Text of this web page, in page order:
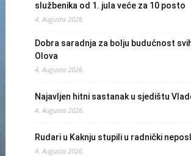
službenika od 1. jula veće za 10 posto
4. Augusta 2026.
Dobra saradnja za bolju budućnost
Olova
4. Augusta 2026.
Najavljen hitni sastanak u sjedištu
4. Augusta 2026.
Rudari u Kaknju stupili u radnički
4. Augusta 2026.